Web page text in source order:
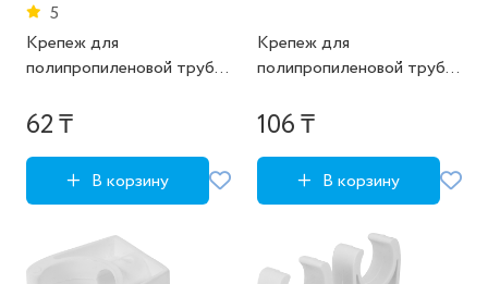
5
Крепеж для
полипропиленовой трубы
62 ₸
В корзину
Крепеж для
полипропиленовой трубы
106 ₸
В корзину